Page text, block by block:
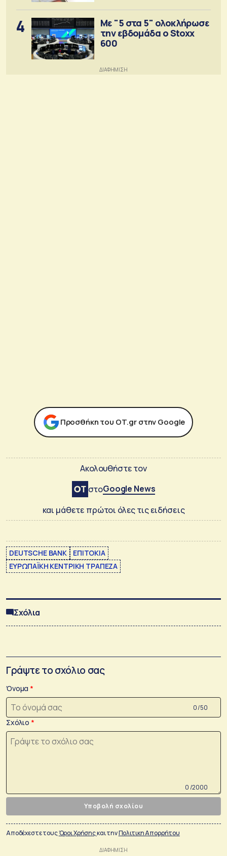
4
Με "5 στα 5" ολοκλήρωσε
την εβδομάδα ο Stoxx
600
Προσθήκη του ΟΤ.gr στην Google
Ακολουθήστε τον
στοGoogle News
και μάθετε πρώτοι όλες τις ειδήσεις
DEUTSCHE BANK
ΕΠΙΤΟΚΙΑ
ΕΥΡΩΠΑΪΚΗ ΚΕΝΤΡΙΚΗ ΤΡΑΠΕΖΑ
Σχόλια
Γράψτε το σχόλιο σας
Όνομα
0 /50
Σχόλιο
0 /2000
Υποβολή σχολίου
Αποδέχεστε τουςΌροι Χρήσηςκαι τηνΠολιτικη Απορρήτου